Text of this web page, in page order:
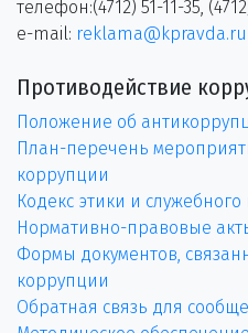
телефон:(4712) 51-11-35,
e-mail: reklama@kpravda.ru
Противодействие
Положение об
План-перечень
коррупции
Кодекс этики и
Нормативно-правовые
Формы документов,
коррупции
Обратная связь для